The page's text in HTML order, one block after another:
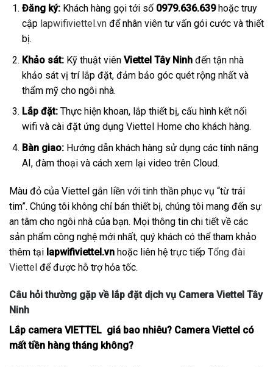
Đăng ký:Khách hàng gọi tới số 0979.636.639hoặc truy
cập lapwifiviettel.vnđể nhân viên tư vấn gói cước và thiết
bị.
Khảo sát:Kỹ thuật viên Viettel Tây Ninhđến tận nhà
khảo sát vị trí lắp đặt, đảm bảo góc quét rộng nhất và
thẩm mỹ cho ngôi nhà.
Lắp đặt:Thực hiện khoan, lắp thiết bị, cấu hình kết nối
wifi và cài đặt ứng dụng Viettel Home cho khách hàng.
Bàn giao:Hướng dẫn khách hàng sử dụng các tính năng
AI, đàm thoại và cách xem lại video trên Cloud.
Màu đỏ của Viettel gắn liền với tinh thần phục vụ “từ trái
tim”. Chúng tôi không chỉ bán thiết bị, chúng tôi mang đến sự
an tâm cho ngôi nhà của bạn. Mọi thông tin chi tiết về các
sản phẩm công nghệ mới nhất, quý khách có thể tham khảo
thêm tại lapwifiviettel.vn hoặc liên hệ trực tiếp Tổng đài
Viettel để được hỗ trợ hỏa tốc.
Câu hỏi thường gặp về lắp đặt dịch vụ Camera Viettel Tây
Ninh
Lắp camera VIETTEL giá bao nhiêu? Camera Viettel có
mất tiền hàng tháng không?